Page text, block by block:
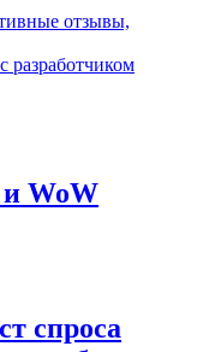
отзывы,
и WoW
спроса